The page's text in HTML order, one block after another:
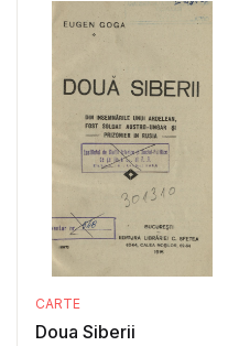
CARTE
Doua Siberii